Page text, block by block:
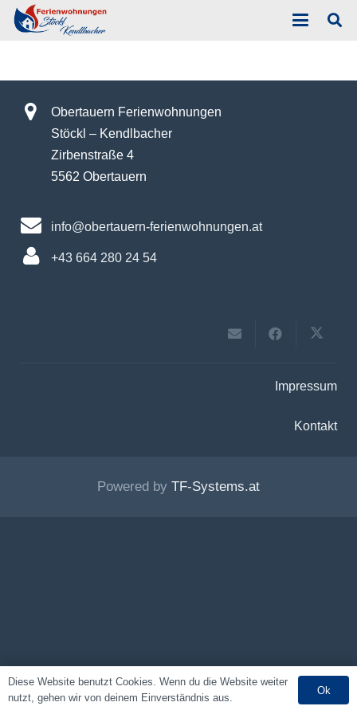
Obertauern Ferienwohnungen
Stöckl – Kendlbacher
Zirbenstraße 4
5562 Obertauern
info@obertauern-ferienwohnungen.at
+43 664 280 24 54
Impressum
Kontakt
Powered by TF-Systems.at
Diese Website benutzt Cookies. Wenn du die Website weiter
nutzt, gehen wir von deinem Einverständnis aus.
Ok